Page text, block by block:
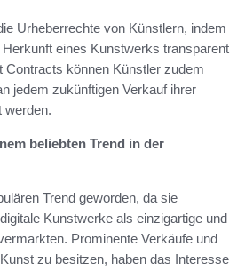
Urheberrechte von Künstlern, indem
eines Kunstwerks transparent
Contracts können Künstler zudem
jedem zukünftigen Verkauf ihrer
werden.
beliebten Trend in der
Trend geworden, da sie
Kunstwerke als einzigartige und
Prominente Verkäufe und
zu besitzen, haben das Interesse